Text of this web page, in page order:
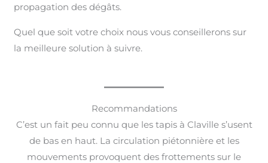
propagation des dégâts.
Quel que soit votre choix nous vous conseillerons sur
la meilleure solution à suivre.
Recommandations
C’est un fait peu connu que les tapis à Claville s’usent
de bas en haut. La circulation piétonnière et les
mouvements provoquent des frottements sur le